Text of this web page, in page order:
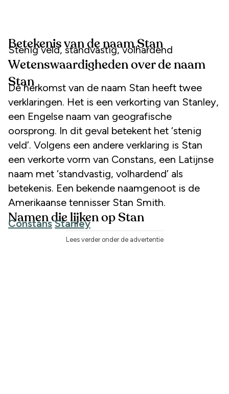
Betekenis van de naam Stan
Stenig veld, standvastig, volhardend
Wetenswaardigheden over de naam
Stan
De herkomst van de naam Stan heeft twee
verklaringen. Het is een verkorting van Stanley,
een Engelse naam van geografische
oorsprong. In dit geval betekent het ‘stenig
veld’. Volgens een andere verklaring is Stan
een verkorte vorm van Constans, een Latijnse
naam met ‘standvastig, volhardend’ als
betekenis. Een bekende naamgenoot is de
Amerikaanse tennisser Stan Smith.
Namen die lijken op Stan
Constans Stanley
Lees verder onder de advertentie